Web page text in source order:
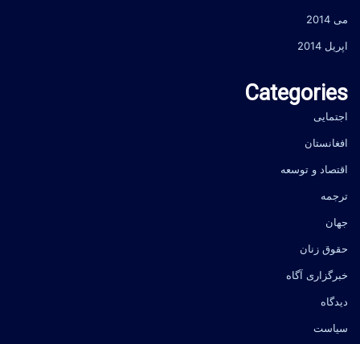
می 2014
اپریل 2014
Categories
اجتمایی
افغانستان
اقتصاد و توسعه
ترجمه
جهان
حقوق زنان
خبرگزاری آگاه
دیدگاه
سیاست